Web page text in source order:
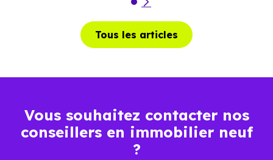
Tous les articles
Vous souhaitez contacter nos
conseillers en immobilier neuf
?